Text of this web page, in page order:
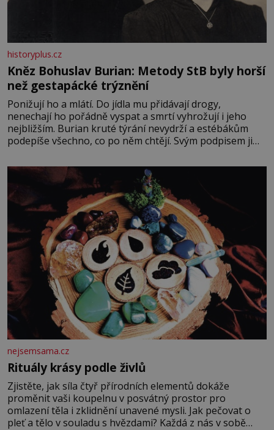
historyplus.cz
Kněz Bohuslav Burian: Metody StB byly horší
než gestapácké trýznění
Ponižují ho a mlátí. Do jídla mu přidávají drogy,
nenechají ho pořádně vyspat a smrtí vyhrožují i jeho
nejbližším. Burian kruté týrání nevydrží a estébákům
podepíše všechno, co po něm chtějí. Svým podpisem jim
fyzický ani psychický nátlak. Syn brněnského řezníka
chce být knězem a
nejsemsama.cz
Rituály krásy podle živlů
Zjistěte, jak síla čtyř přírodních elementů dokáže
proměnit vaši koupelnu v posvátný prostor pro
omlazení těla i zklidnění unavené mysli. Jak pečovat o
pleť a tělo v souladu s hvězdami? Každá z nás v sobě